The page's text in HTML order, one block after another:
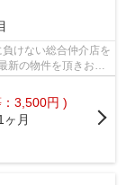
けない総合仲介店を
の物件を頂きお客
3,500円 )
ヶ月